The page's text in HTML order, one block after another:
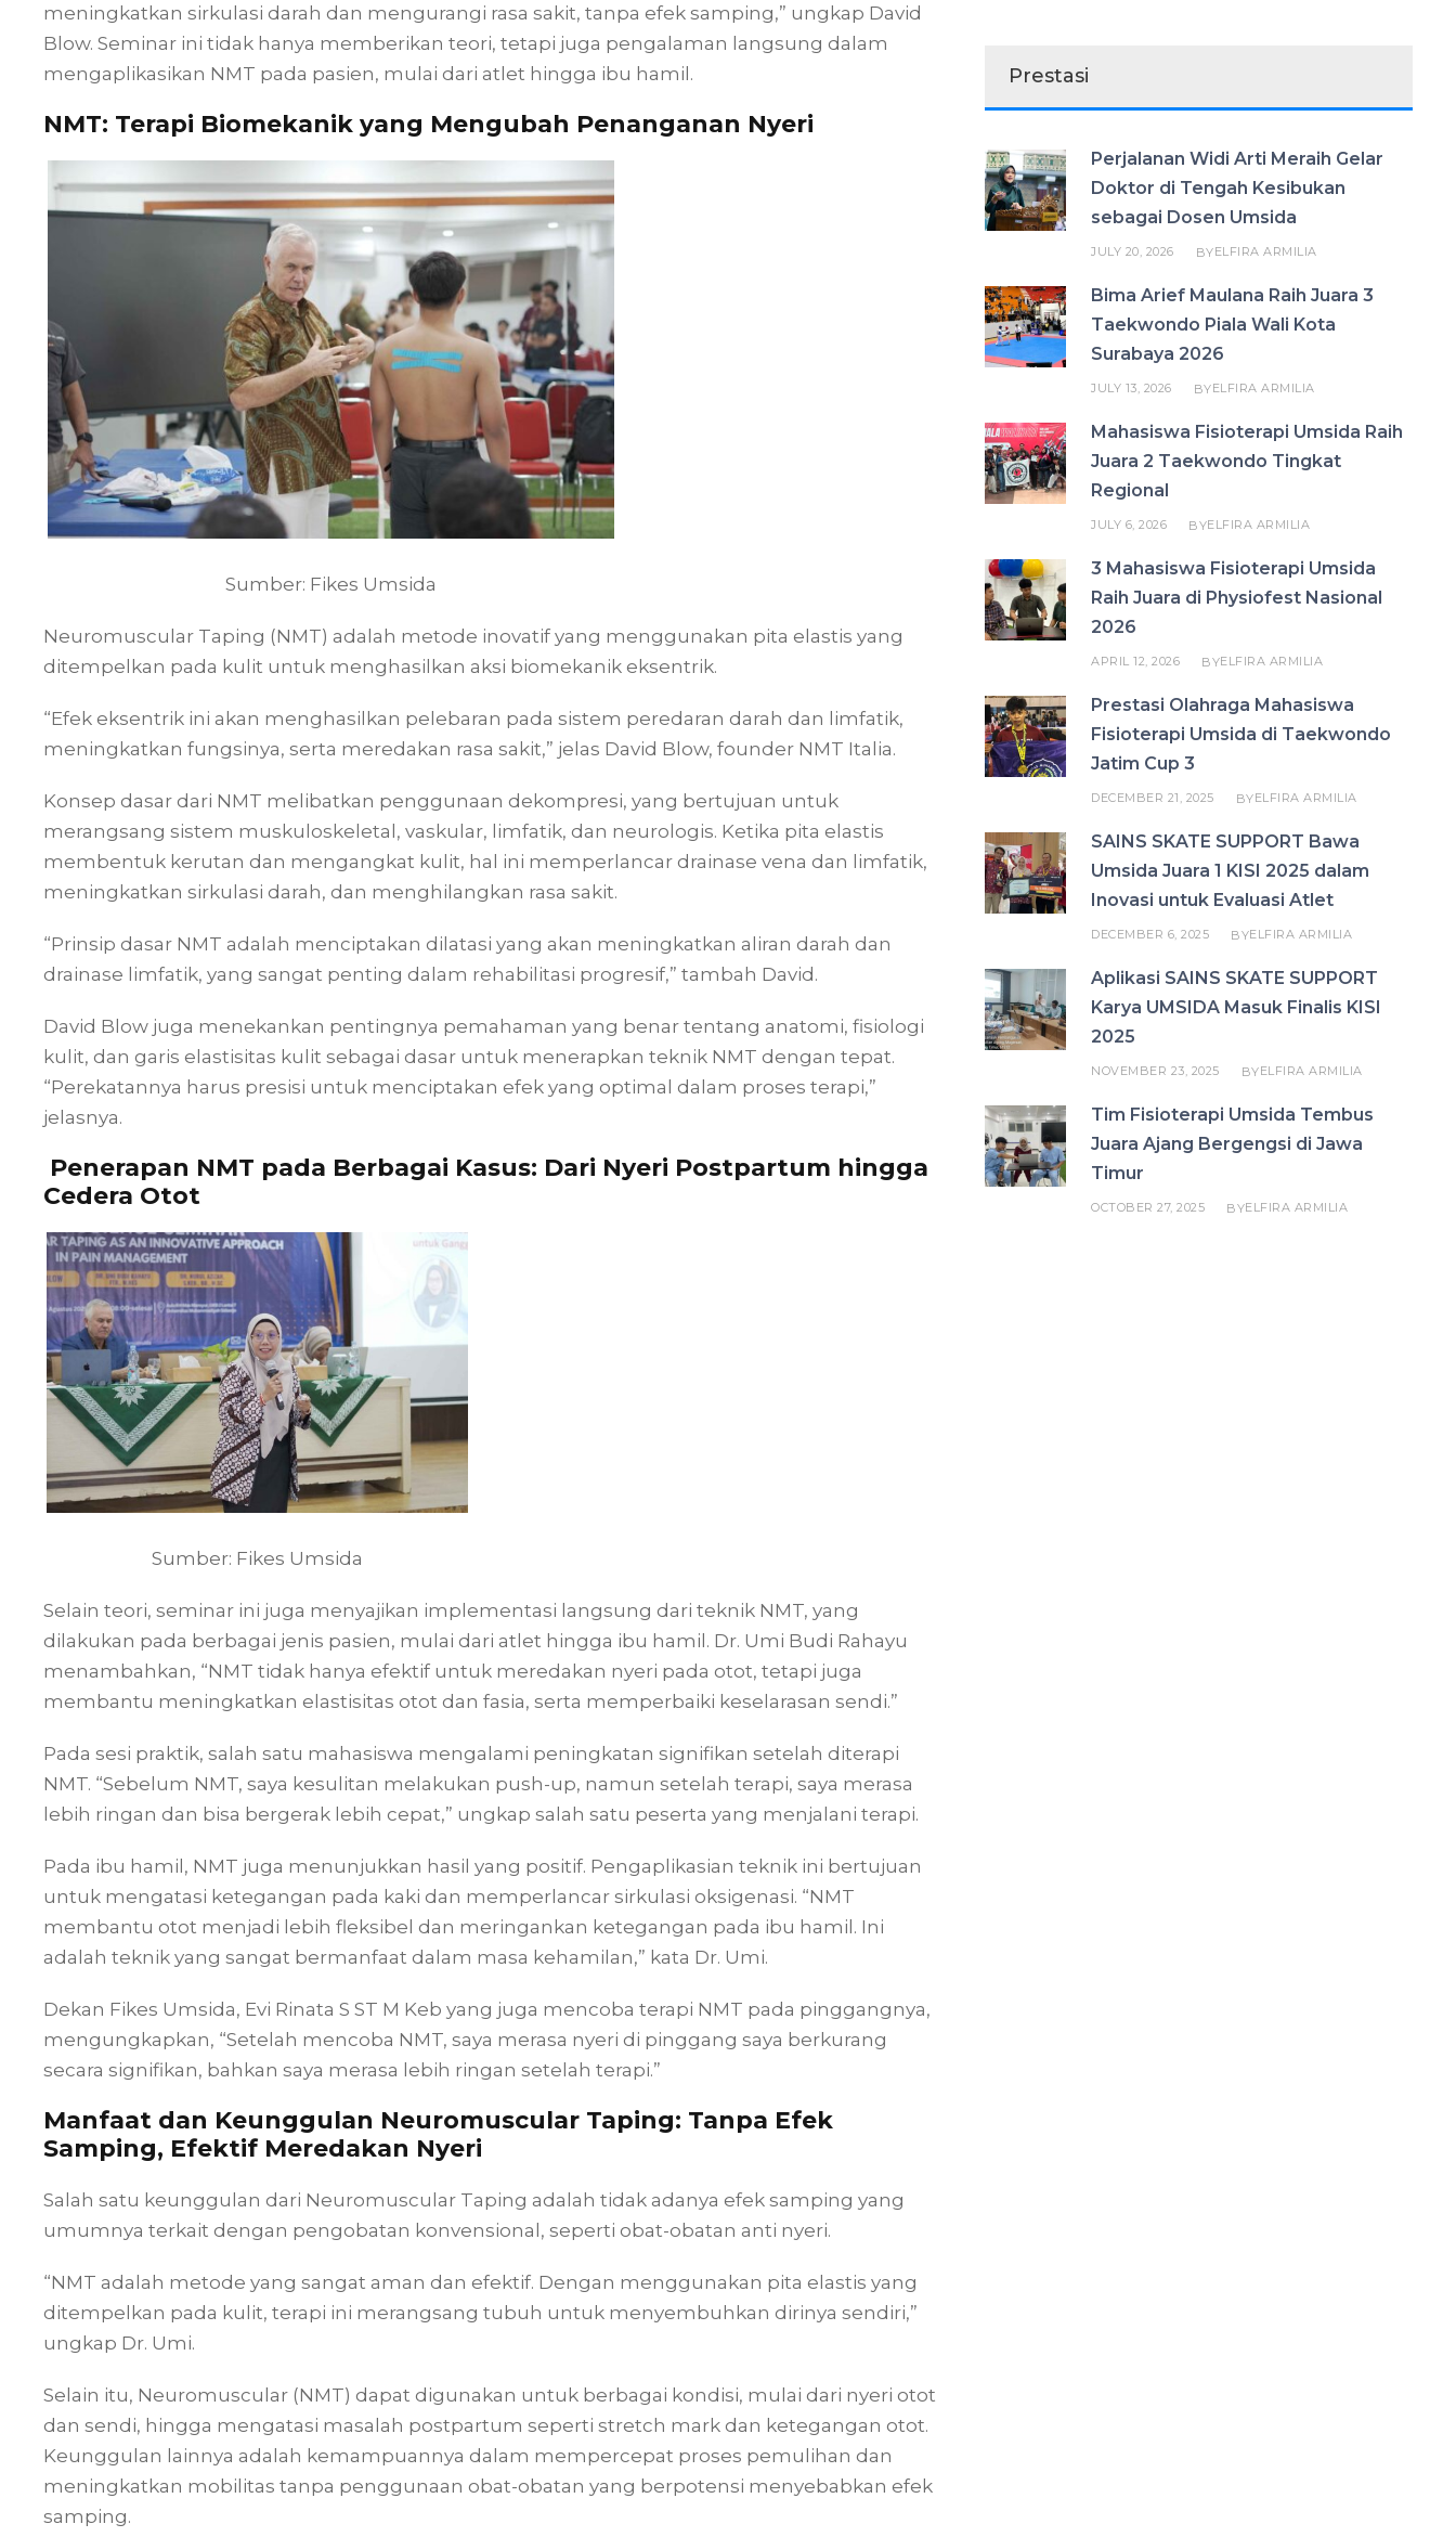
meningkatkan sirkulasi darah dan mengurangi rasa sakit, tanpa efek samping,” ungkap David
Blow. Seminar ini tidak hanya memberikan teori, tetapi juga pengalaman langsung dalam
mengaplikasikan NMT pada pasien, mulai dari atlet hingga ibu hamil.
NMT: Terapi Biomekanik yang Mengubah Penanganan Nyeri
Sumber: Fikes Umsida
Neuromuscular Taping (NMT) adalah metode inovatif yang menggunakan pita elastis yang
ditempelkan pada kulit untuk menghasilkan aksi biomekanik eksentrik.
“Efek eksentrik ini akan menghasilkan pelebaran pada sistem peredaran darah dan limfatik,
meningkatkan fungsinya, serta meredakan rasa sakit,” jelas David Blow, founder NMT Italia.
Konsep dasar dari NMT melibatkan penggunaan dekompresi, yang bertujuan untuk
merangsang sistem muskuloskeletal, vaskular, limfatik, dan neurologis. Ketika pita elastis
membentuk kerutan dan mengangkat kulit, hal ini memperlancar drainase vena dan limfatik,
meningkatkan sirkulasi darah, dan menghilangkan rasa sakit.
“Prinsip dasar NMT adalah menciptakan dilatasi yang akan meningkatkan aliran darah dan
drainase limfatik, yang sangat penting dalam rehabilitasi progresif,” tambah David.
David Blow juga menekankan pentingnya pemahaman yang benar tentang anatomi, fisiologi
kulit, dan garis elastisitas kulit sebagai dasar untuk menerapkan teknik NMT dengan tepat.
“Perekatannya harus presisi untuk menciptakan efek yang optimal dalam proses terapi,”
jelasnya.
Penerapan NMT pada Berbagai Kasus: Dari Nyeri Postpartum hingga
Cedera Otot
Sumber: Fikes Umsida
Selain teori, seminar ini juga menyajikan implementasi langsung dari teknik NMT, yang
dilakukan pada berbagai jenis pasien, mulai dari atlet hingga ibu hamil. Dr. Umi Budi Rahayu
menambahkan, “NMT tidak hanya efektif untuk meredakan nyeri pada otot, tetapi juga
membantu meningkatkan elastisitas otot dan fasia, serta memperbaiki keselarasan sendi.”
Pada sesi praktik, salah satu mahasiswa mengalami peningkatan signifikan setelah diterapi
NMT. “Sebelum NMT, saya kesulitan melakukan push-up, namun setelah terapi, saya merasa
lebih ringan dan bisa bergerak lebih cepat,” ungkap salah satu peserta yang menjalani terapi.
Pada ibu hamil, NMT juga menunjukkan hasil yang positif. Pengaplikasian teknik ini bertujuan
untuk mengatasi ketegangan pada kaki dan memperlancar sirkulasi oksigenasi. “NMT
membantu otot menjadi lebih fleksibel dan meringankan ketegangan pada ibu hamil. Ini
adalah teknik yang sangat bermanfaat dalam masa kehamilan,” kata Dr. Umi.
Dekan Fikes Umsida, Evi Rinata S ST M Keb yang juga mencoba terapi NMT pada pinggangnya,
mengungkapkan, “Setelah mencoba NMT, saya merasa nyeri di pinggang saya berkurang
secara signifikan, bahkan saya merasa lebih ringan setelah terapi.”
Manfaat dan Keunggulan Neuromuscular Taping: Tanpa Efek
Samping, Efektif Meredakan Nyeri
Salah satu keunggulan dari Neuromuscular Taping adalah tidak adanya efek samping yang
umumnya terkait dengan pengobatan konvensional, seperti obat-obatan anti nyeri.
“NMT adalah metode yang sangat aman dan efektif. Dengan menggunakan pita elastis yang
ditempelkan pada kulit, terapi ini merangsang tubuh untuk menyembuhkan dirinya sendiri,”
ungkap Dr. Umi.
Selain itu, Neuromuscular (NMT) dapat digunakan untuk berbagai kondisi, mulai dari nyeri otot
dan sendi, hingga mengatasi masalah postpartum seperti stretch mark dan ketegangan otot.
Keunggulan lainnya adalah kemampuannya dalam mempercepat proses pemulihan dan
meningkatkan mobilitas tanpa penggunaan obat-obatan yang berpotensi menyebabkan efek
samping.
Prestasi
Perjalanan Widi Arti Meraih Gelar
Doktor di Tengah Kesibukan
sebagai Dosen Umsida
JULY 20, 2026 BYELFIRA ARMILIA
Bima Arief Maulana Raih Juara 3
Taekwondo Piala Wali Kota
Surabaya 2026
JULY 13, 2026 BYELFIRA ARMILIA
Mahasiswa Fisioterapi Umsida Raih
Juara 2 Taekwondo Tingkat
Regional
JULY 6, 2026 BYELFIRA ARMILIA
3 Mahasiswa Fisioterapi Umsida
Raih Juara di Physiofest Nasional
2026
APRIL 12, 2026 BYELFIRA ARMILIA
Prestasi Olahraga Mahasiswa
Fisioterapi Umsida di Taekwondo
Jatim Cup 3
DECEMBER 21, 2025 BYELFIRA ARMILIA
SAINS SKATE SUPPORT Bawa
Umsida Juara 1 KISI 2025 dalam
Inovasi untuk Evaluasi Atlet
DECEMBER 6, 2025 BYELFIRA ARMILIA
Aplikasi SAINS SKATE SUPPORT
Karya UMSIDA Masuk Finalis KISI
2025
NOVEMBER 23, 2025 BYELFIRA ARMILIA
Tim Fisioterapi Umsida Tembus
Juara Ajang Bergengsi di Jawa
Timur
OCTOBER 27, 2025 BYELFIRA ARMILIA